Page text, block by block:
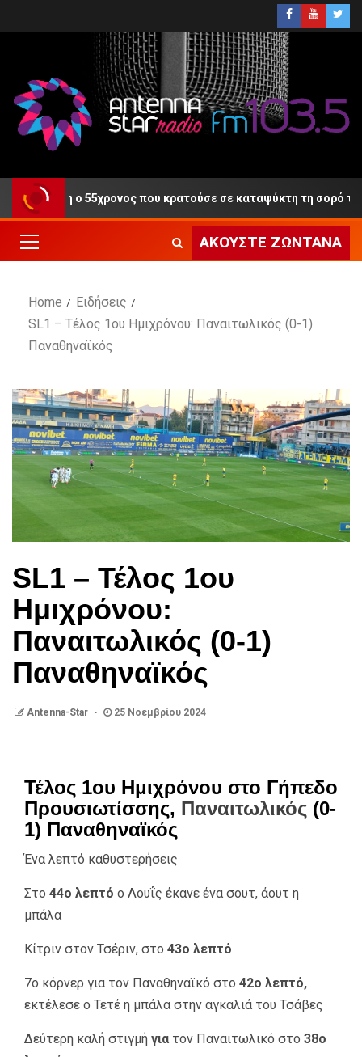
ο 55χρονος που κρατούσε σε καταψύκτη τη σορό του
ΑΚΟΎΣΤΕ ΖΩΝΤΑΝΆ
Home
Ειδήσεις
SL1 – Τέλος 1ου Ημιχρόνου: Παναιτωλικός (0-1)
Παναθηναϊκός
SL1 – Τέλος 1ου
Ημιχρόνου:
Παναιτωλικός (0-1)
Παναθηναϊκός
Antenna-Star 25 Νοεμβρίου 2024
Τέλος 1ου Ημιχρόνου στο Γήπεδο
Προυσιωτίσσης, Παναιτωλικός (0-
1) Παναθηναϊκός
Ένα λεπτό καθυστερήσεις
Στο 44ο λεπτό ο Λουΐς έκανε ένα σουτ, άουτ η
μπάλα
Κίτριν στον Τσέριν, στο 43ο λεπτό
7ο κόρνερ για τον Παναθηναϊκό στο 42ο λεπτό,
εκτέλεσε ο Τετέ η μπάλα στην αγκαλιά του Τσάβες
Δεύτερη καλή στιγμή για τον Παναιτωλικό στο 38ο